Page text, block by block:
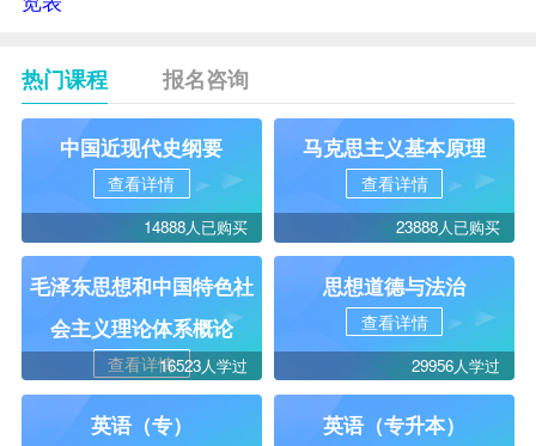
热门课程 报名咨询
中国近现代史纲要
查看详情
14888人已购买
马克思主义基本原理
查看详情
23888人已购买
毛泽东思想和中国特色社
会主义理论体系概论
查看详情16523人学过
思想道德与法治
查看详情
29956人学过
英语（专） 英语（专升本）